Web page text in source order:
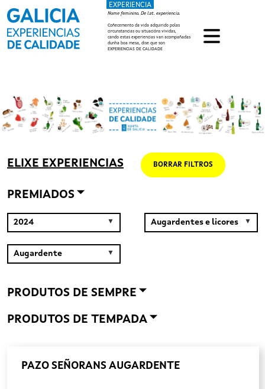
Ir o contido principal
EXPERIENCIA
Nome feminino. De lat. experiencia.
Coñecemento da vida adquirido polas
circunstancias ou situacións vividas,
cando estas experiencias van acompañadas
dunha boa mesa, dise que son
EXPERIENCIAS DE CALIDADE
ELIXE EXPERIENCIAS BORRAR FILTROS
PREMIADOS
PRODUTOS DE SEMPRE
PRODUTOS DE TEMPADA
PAZO SEÑORANS AUGARDENTE